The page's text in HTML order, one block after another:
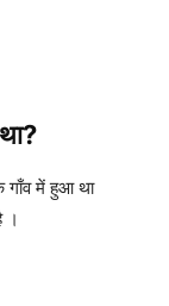
गाँव में हुआ था
।